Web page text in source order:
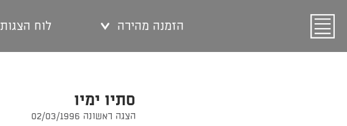
הזמנה מהירה לוח הצגות
סתיו ימיו
הצגה ראשונה 02/03/1996